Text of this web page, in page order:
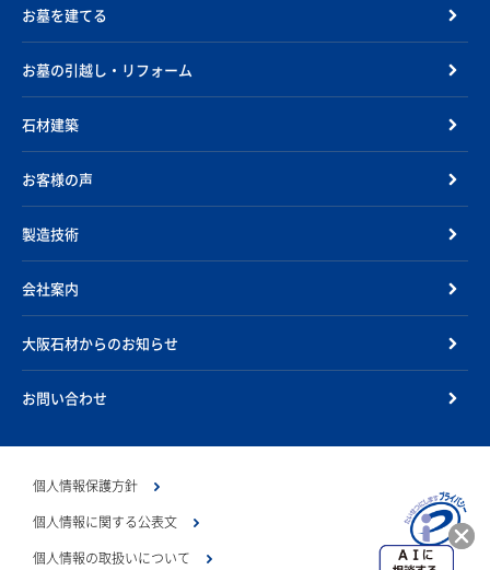
お墓を建てる
お墓の引越し・リフォーム
石材建築
お客様の声
製造技術
会社案内
大阪石材からのお知らせ
お問い合わせ
個人情報保護方針
個人情報に関する公表文
個人情報の取扱いについて